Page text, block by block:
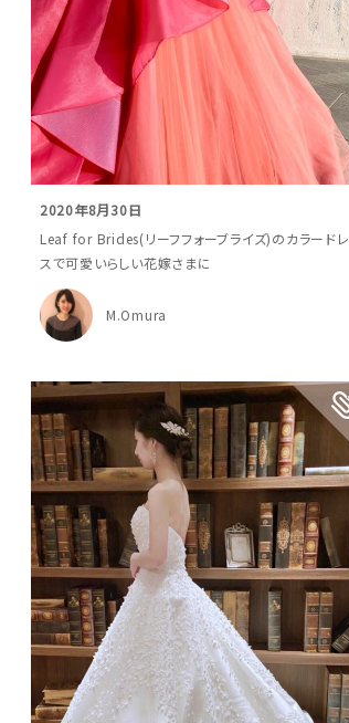
2020年8月30日
Leaf for Brides(リーフフォーブライズ)のカラードレ
スで可愛いらしい花嫁さまに
M.Omura